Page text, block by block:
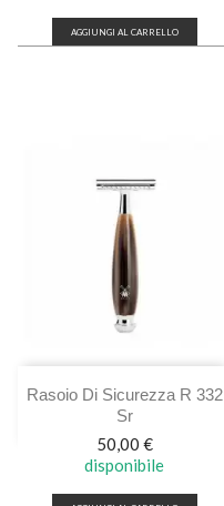
AGGIUNGI AL CARRELLO
Rasoio Di Sicurezza R 332
Sr
Prezzo
50,00 €
disponibile